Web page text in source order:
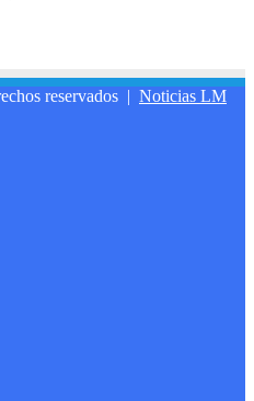
reservados | Noticias LM